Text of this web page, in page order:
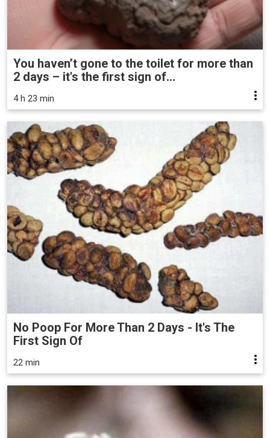
You haven’t gone to the toilet for more than
2 days – it's the first sign of...
4 h 23 min
No Poop For More Than 2 Days - It's The
First Sign Of
22 min